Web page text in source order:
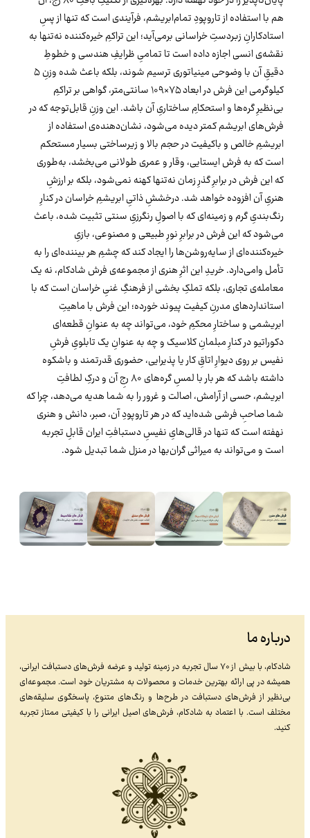
هم با استفاده از تاروپودِ تمام‌ابریشم، فرآیندی است که تنها از پسِ
استادکارانِ زبردستِ خراسانی برمی‌آید؛ این تراکمِ خیره‌کننده نه‌تنها به
نقشه‌ی انسی اجازه داده است تا تمامیِ ظرایفِ هندسی و خطوطِ
دقیقِ آن با وضوحی مینیاتوری ترسیم شوند، بلکه باعث شده وزنِ ۵
کیلوگرمی این فرش در ابعاد ۷۵×۱۰۹ سانتی‌متر، گواهی بر تراکمِ
بی‌نظیرِ گره‌ها و استحکامِ ساختاریِ آن باشد. این وزنِ قابل‌توجه که در
فرش‌های ابریشم کمتر دیده می‌شود، نشان‌دهنده‌ی استفاده از
ابریشمِ خالص و باکیفیت در حجم بالا و زیرساختی بسیار مستحکم
است که به فرش ایستایی، وقار و عمری طولانی می‌بخشد، به‌طوری
که این فرش در برابرِ گذرِ زمان نه‌تنها کهنه نمی‌شود، بلکه بر ارزشِ
هنریِ آن افزوده خواهد شد. درخششِ ذاتیِ ابریشمِ خراسان در کنارِ
رنگ‌بندیِ گرم و زمینه‌ای که با اصولِ رنگرزیِ سنتی تثبیت شده، باعث
می‌شود که این فرش در برابرِ نورِ طبیعی و مصنوعی، بازیِ
خیره‌کننده‌ای از سایه‌روشن‌ها را ایجاد کند که چشمِ هر بیننده‌ای را به
تأمل وامی‌دارد. خریدِ این اثرِ هنری از مجموعه‌ی فرش شادکام، نه یک
معامله‌ی تجاری، بلکه تملکِ بخشی از فرهنگِ غنیِ خراسان است که با
استانداردهای مدرنِ کیفیت پیوند خورده؛ این فرش با ماهیتِ
ابریشمی و ساختارِ محکمِ خود، می‌تواند چه به عنوانِ قطعه‌ای
دکوراتیو در کنارِ مبلمانِ کلاسیک و چه به عنوانِ یک تابلویِ فرشِ
نفیس بر روی دیوارِ اتاقِ کار یا پذیرایی، حضوری قدرتمند و باشکوه
داشته باشد که هر بار با لمسِ گره‌های ۸۰ رجِ آن و درکِ لطافتِ
ابریشم، حسی از آرامش، اصالت و غرور را به شما هدیه می‌دهد، چرا که
شما صاحبِ فرشی شده‌اید که در هر تاروپودِ آن، صبر، دانش و هنری
نهفته است که تنها در قالی‌هایِ نفیسِ دستبافتِ ایران قابلِ تجربه
است و می‌تواند به میراثی گران‌بها در منزل شما تبدیل شود.
درباره ما
شادکام، با بیش از ۷۰ سال تجربه در زمینه تولید و عرضه فرش‌های دستبافت ایرانی،
همیشه در پی ارائه بهترین خدمات و محصولات به مشتریان خود است. مجموعه‌ای
بی‌نظیر از فرش‌های دستبافت در طرح‌ها و رنگ‌های متنوع، پاسخگوی سلیقه‌های
مختلف است. با اعتماد به شادکام، فرش‌های اصیل ایرانی را با کیفیتی ممتاز تجربه
کنید.